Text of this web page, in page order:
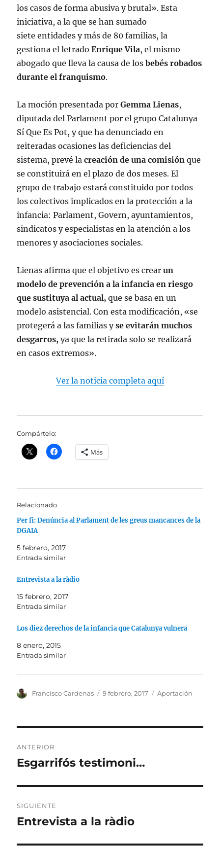
los casos de forma abusiva y brutal». Esta
iniciativa, a la que se han sumado
siete entidades y más de 80 familias, la
gestiona el letradoEnrique Vila, el mismo
abogado que lleva la causa de los bebés robados
durante el franquismo.
La moción presentada porGemma Lienas,
diputada del Parlament por el grupo Catalunya
Sí Que Es Pot, y que ha denunciado en
reiteradas ocasiones las deficiencias del
sistema, prevé la creación de una comisión que
se constituirá en el plazo de dos meses. El
grupo de trabajo estará constituido por todos
los colectivos implicados en la protección a la
infancia: Parlament, Govern, ayuntamientos,
sindicatos y especialistas en la atención a los
menores y asociaciones sociales.
Lienas afirma que el objetivo es crear un
modelo de prevención a la infancia en riesgo
que sustituya al actual, que se basa en un
modelo asistencial. Con esta modificación, «se
protegerá a las familias yse evitarán muchos
desgarros, ya que la retirada solo se realizará
en casos extremos».
Ver la noticia completa aquí
Compártelo:
Más
Relacionado
Per fi: Denúncia al Parlament de les greus mancances de la
DGAIA
5 febrero, 2017
Entrada similar
Entrevista a la ràdio
15 febrero, 2017
Entrada similar
Los diez derechos de la infancia que Catalunya vulnera
8 enero, 2015
Entrada similar
Autor
Francisco Cardenas
Publicado
9 febrero, 2017 Categorías
Aportación
de
ANTERIOR
Entrada
Esgarrifós testimoni…
SIGUIENTE
Entrada
Entrevista a la ràdio